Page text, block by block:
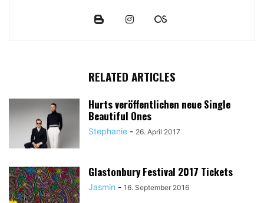
RELATED ARTICLES
Hurts veröffentlichen neue Single
Beautiful Ones
Stephanie - 26. April 2017
Glastonbury Festival 2017 Tickets
Jasmin - 16. September 2016